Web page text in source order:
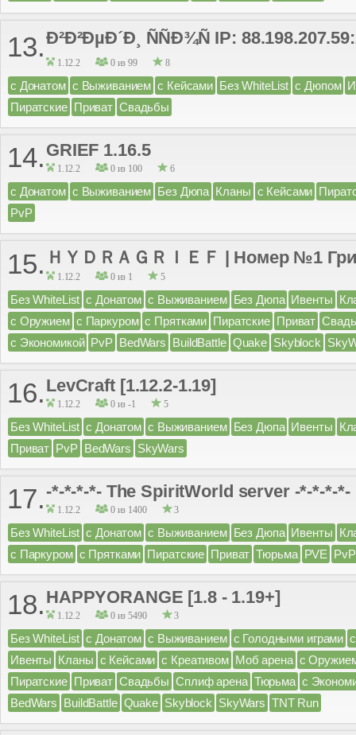
13.Ð²Ð²ÐµÐ´Ð¸ ÑÑÐ¾Ñ IP:
1.12.2 0 из 99 8
с Донатом с Выживанием с Кейсами Без WhiteList с Дюпом
Пиратские Приват Свадьбы
14. GRIEF 1.16.5
1.12.2 0 из 100 6
с Донатом с Выживанием Без Дюпа Кланы с Кейсами
PvP
15. ＨＹＤＲＡＧＲＩＥＦ | Номер №1
1.12.2 0 из 1 5
Без WhiteList с Донатом с Выживанием Без Дюпа Ивенты
с Оружием с Паркуром с Прятками Пиратские Приват
с Экономикой PvP BedWars BuildBattle Quake Skyblock
16. LevCraft [1.12.2-1.19]
1.12.2 0 из -1 5
Без WhiteList с Донатом с Выживанием Без Дюпа Ивенты
Приват PvP BedWars SkyWars
17. -*-*-*-*- The SpiritWorld server -*-*-*-*-
1.12.2 0 из 1400 3
Без WhiteList с Донатом с Выживанием Без Дюпа Ивенты
с Паркуром с Прятками Пиратские Приват Тюрьма PVE PvP
18. HAPPYORANGE [1.8 - 1.19+]
1.12.2 0 из 5490 3
Без WhiteList с Донатом с Выживанием с Голодными играми
Ивенты Кланы с Кейсами с Креативом Моб арена с
Пиратские Приват Свадьбы Сплиф арена Тюрьма с
BedWars BuildBattle Quake Skyblock SkyWars TNT Run